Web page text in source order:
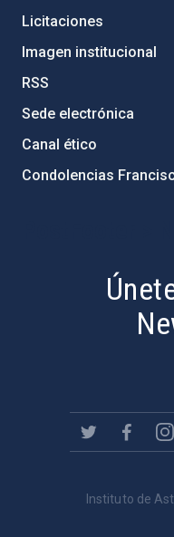
Licitaciones
Imagen institucional
RSS
Sede electrónica
Canal ético
Condolencias
Instituto de